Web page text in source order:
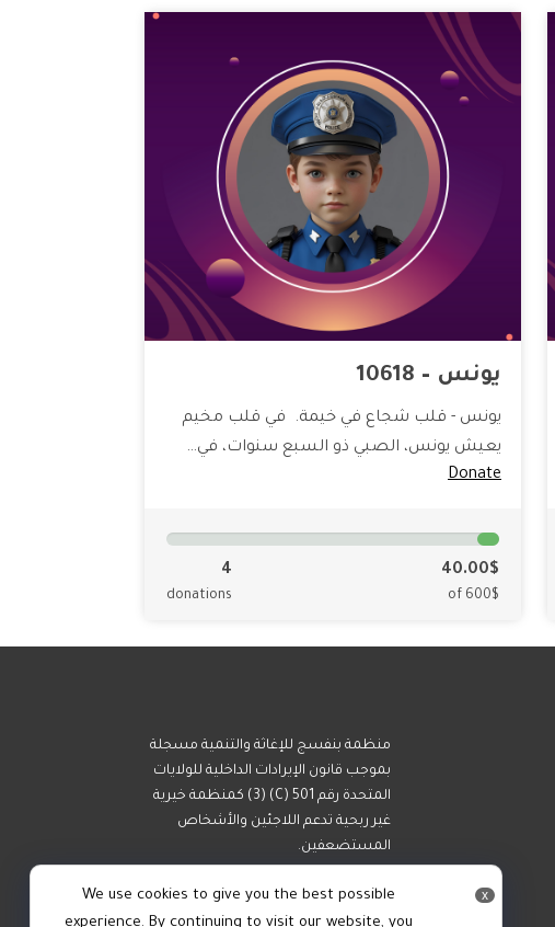
يونس – 10618
يونس - قلب شجاع في خيمة. في قلب مخيم
يعيش يونس، الصبي ذو السبع سنوات، في…
Donate
40.00$
of 600$
4
donations
منظمة بنفسج للإغاثة والتنمية مسجلة
بموجب قانون الإيرادات الداخلية للولايات
المتحدة رقم 501 (C) (3) كمنظمة خيرية
غير ربحية تدعم اللاجئين والأشخاص
المستضعفين.
x
We use cookies to give you the best possible
experience. By continuing to visit our website, you